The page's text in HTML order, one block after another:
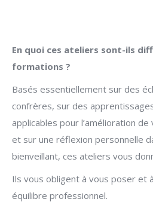
En quoi ces ateliers sont-ils
formations ?
Basés essentiellement sur des
confrères, sur des
applicables pour l’amélioration
et sur une réflexion personnelle
bienveillant, ces ateliers vous
Ils vous obligent à vous poser et
équilibre professionnel.